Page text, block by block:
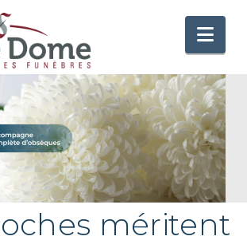
méritent